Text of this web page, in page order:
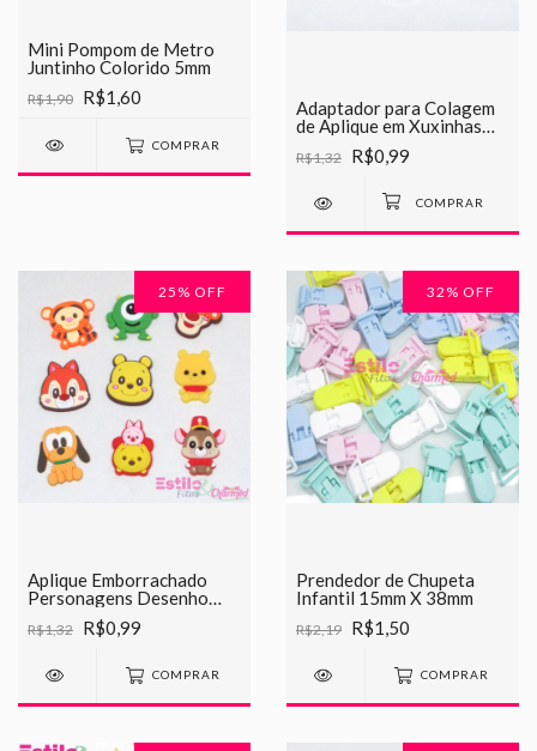
Mini Pompom de Metro
Juntinho Colorido 5mm
R$1,90 R$1,60
COMPRAR
Adaptador para Colagem
de Aplique em Xuxinhas
R$1,32 R$0,99
25 % OFF
Aplique Emborrachado
Personagens Desenho
R$1,32 R$0,99
COMPRAR
32 % OFF
Prendedor de Chupeta
Infantil 15mm X 38mm
R$2,19 R$1,50
COMPRAR